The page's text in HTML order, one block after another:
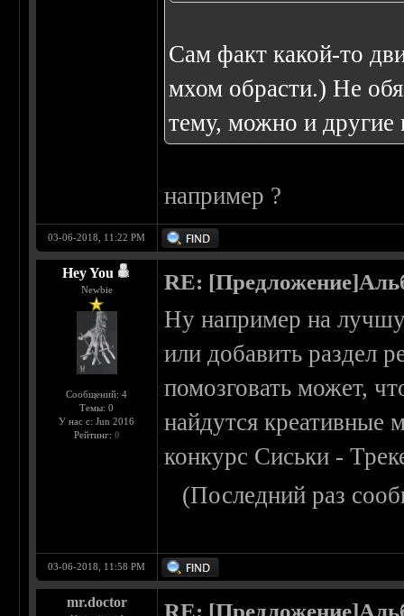
Сам факт какой-то
мхом обрасти.) Не
тему, можно и другие
например ?
03-06-2018, 11:22 PM
Hey You
Newbie
Сообщений: 4
Темы: 0
У нас с: Jun 2016
Рейтинг: 0
RE:
Ну например на
или добавить раздел
помозговать может,
найдутся креативные
конкурс Сиськи -
(Последний раз
03-06-2018, 11:58 PM
mr.doctor RE: